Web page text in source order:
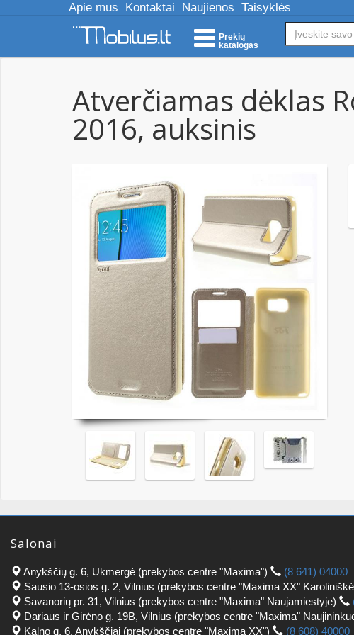
Apie mus Kontaktai Naujienos Taisyklės
Prekių
katalogas
Atverčiamas dėklas
2016, auksinis
Salonai
Anykščių g. 6, Ukmergė (prekybos centre "Maxima")
(8 641) 04000
Sausio 13-osios g. 2, Vilnius (prekybos centre "Maxima XX"
Savanorių pr. 31, Vilnius (prekybos centre "Maxima" Naujamiestyje)
Dariaus ir Girėno g. 19B, Vilnius (prekybos centre "Maxima"
Kalno g. 6, Anykščiai (prekybos centre "Maxima XX")
(8 608) 40000